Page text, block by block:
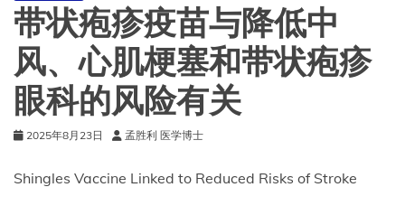
的
风
险
有
关
带状疱疹疫苗与降低中
风、心肌梗塞和带状疱疹
眼科的风险有关
2025年8月23日 孟胜利 医学博士
Shingles Vaccine Linked to Reduced Risks of Stroke